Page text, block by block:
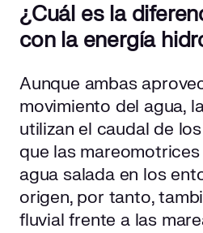
¿Cuál es la
con la energía
Aunque ambas
movimiento del agua,
utilizan el caudal de
que las
agua salada en los
origen, por tanto,
fluvial frente a las